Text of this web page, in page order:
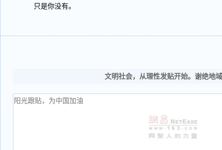
只是你没有。
文明社会，从理性发贴开始。谢绝地